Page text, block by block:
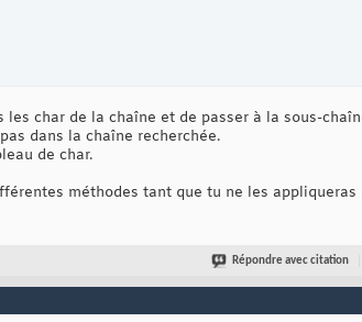
char de la chaîne et de passer à la sous-
dans la chaîne recherchée.
de char.
méthodes tant que tu ne les appliqueras
Répondre avec citation